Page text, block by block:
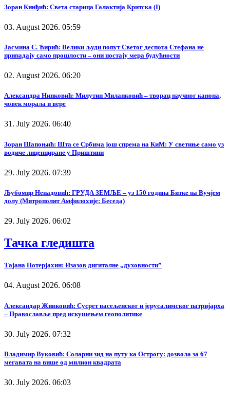
Зоран Кинђић: Света старица Галактија Критска (I)
03. August 2026. 05:59
Јасмина С. Ћирић: Велики људи попут Светог деспота Стефана не
припадају само прошлости – они постају мера будућности
02. August 2026. 06:20
Александра Нинковић: Милутин Миланковић – творац научног канона,
човек морала и вере
31. July 2026. 06:40
Зоран Шапоњић: Шта се Србима још спрема на КиМ: У светиње само уз
водиче лиценциране у Приштини
29. July 2026. 07:39
Љубомир Ненадовић: ГРУДА ЗЕМЉЕ – уз 150 година Битке на Вучјем
долу (Митрополит Амфилохије: Беседа)
29. July 2026. 06:02
Тачка гледишта
Тајана Потерјахин: Изазов дигиталне „духовности”
04. August 2026. 06:08
Александар Живковић: Сусрет васељенског и јерусалимског патријарха
– Православље пред искушењем геополитике
30. July 2026. 07:32
Владимир Вуковић: Соларни зид на путу ка Острогу: дозвола за 67
мегавата на више од милион квадрата
30. July 2026. 06:03